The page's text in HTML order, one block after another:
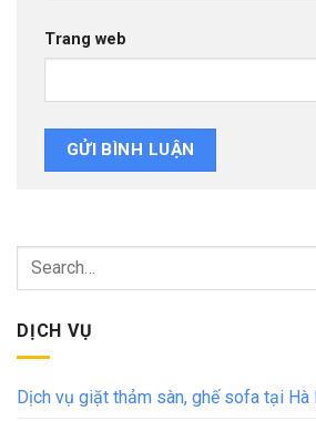
Trang web
DỊCH VỤ
Dịch vụ giặt thảm sàn, ghế sofa tại Hà